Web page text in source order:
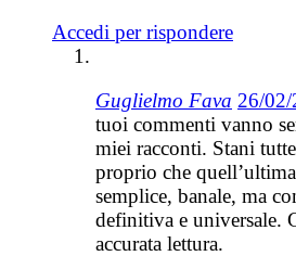
Accedi per rispondere
Guglielmo Fava 26/
tuoi commenti vanno
miei racconti. Stani
proprio che
semplice, banale, ma
definitiva e universale.
accurata lettura.